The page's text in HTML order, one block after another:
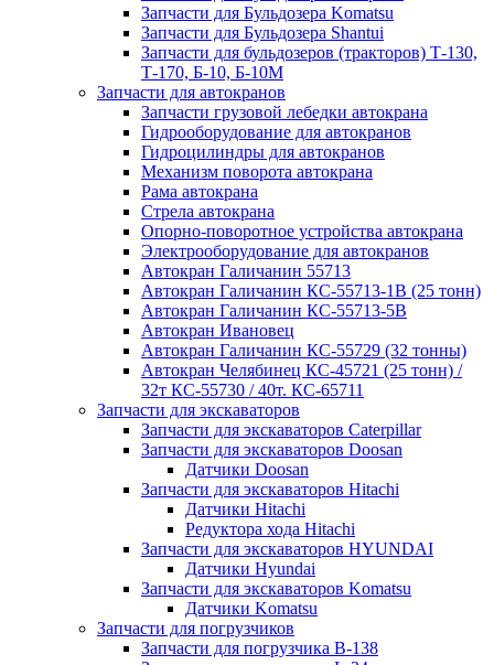
Запчасти для Бульдозера Komatsu
Запчасти для Бульдозера Shantui
Запчасти для бульдозеров (тракторов) Т-130,
Т-170, Б-10, Б-10М
Запчасти для автокранов
Запчасти грузовой лебедки автокрана
Гидрооборудование для автокранов
Гидроцилиндры для автокранов
Механизм поворота автокрана
Рама автокрана
Стрела автокрана
Опорно-поворотное устройства автокрана
Электрооборудование для автокранов
Автокран Галичанин 55713
Автокран Галичанин КС-55713-1В (25 тонн)
Автокран Галичанин КС-55713-5В
Автокран Ивановец
Автокран Галичанин КС-55729 (32 тонны)
Автокран Челябинец КС-45721 (25 тонн) /
32т КС-55730 / 40т. КС-65711
Запчасти для экскаваторов
Запчасти для экскаваторов Caterpillar
Запчасти для экскаваторов Doosan
Датчики Doosan
Запчасти для экскаваторов Hitachi
Датчики Hitachi
Редуктора хода Hitachi
Запчасти для экскаваторов HYUNDAI
Датчики Hyundai
Запчасти для экскаваторов Komatsu
Датчики Komatsu
Запчасти для погрузчиков
Запчасти для погрузчика B-138